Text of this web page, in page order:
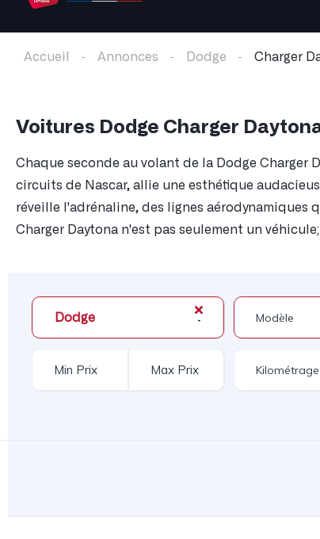
Accueil Annonces Dodge Charger
Voitures Dodge Charger
Chaque seconde au volant de la Dodge Charger
circuits de Nascar, allie une esthétique
réveille l'adrénaline, des lignes aérodynamiques
Charger Daytona n'est pas seulement un
Dodge